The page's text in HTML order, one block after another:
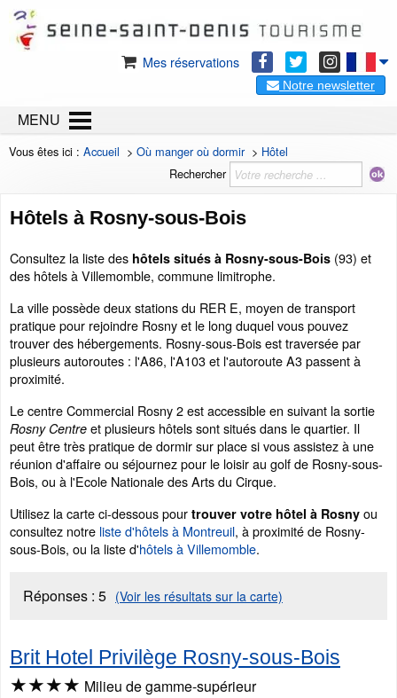
Mes réservations
Notre newsletter
MENU
Vous êtes ici : Accueil > Où manger où dormir> Hôtel
Rechercher
Hôtels à Rosny-sous-Bois
Consultez la liste des hôtels situés à Rosny-sous-Bois (93) et
des hôtels à Villemomble, commune limitrophe.
La ville possède deux stations du RER E, moyen de transport
pratique pour rejoindre Rosny et le long duquel vous pouvez
trouver des hébergements. Rosny-sous-Bois est traversée par
plusieurs autoroutes : l'A86, l'A103 et l'autoroute A3 passent à
proximité.
Le centre Commercial Rosny 2 est accessible en suivant la sortie
Rosny Centre et plusieurs hôtels sont situés dans le quartier. Il
peut être très pratique de dormir sur place si vous assistez à une
réunion d'affaire ou séjournez pour le loisir au golf de Rosny-sous-
Bois, ou à l'Ecole Nationale des Arts du Cirque.
Utilisez la carte ci-dessous pour trouver votre hôtel à Rosny ou
consultez notre liste d'hôtels à Montreuil, à proximité de Rosny-
sous-Bois, ou la liste d'hôtels à Villemomble.
Réponses : 5 (Voir les résultats sur la carte)
Brit Hotel Privilège Rosny-sous-Bois
★★★★ Milieu de gamme-supérieur